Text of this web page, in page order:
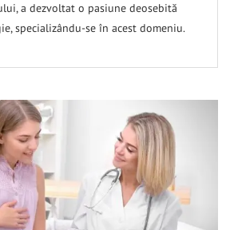
a dezvoltat o pasiune deosebită
specializându-se în acest domeniu.